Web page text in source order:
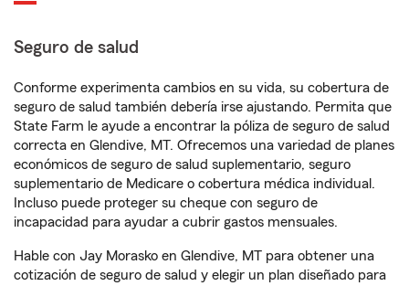
Seguro de salud
Conforme experimenta cambios en su vida, su cobertura de
seguro de salud también debería irse ajustando. Permita que
State Farm le ayude a encontrar la póliza de seguro de salud
correcta en Glendive, MT. Ofrecemos una variedad de planes
económicos de seguro de salud suplementario, seguro
suplementario de Medicare o cobertura médica individual.
Incluso puede proteger su cheque con seguro de
incapacidad para ayudar a cubrir gastos mensuales.
Hable con Jay Morasko en Glendive, MT para obtener una
cotización de seguro de salud y elegir un plan diseñado para